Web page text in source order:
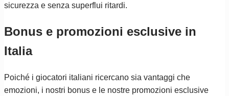
sicurezza e senza superflui ritardi.
Bonus e promozioni esclusive in
Italia
Poiché i giocatori italiani ricercano sia vantaggi che
emozioni, i nostri bonus e le nostre promozioni esclusive